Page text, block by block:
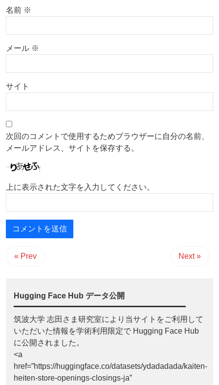
名前 ※
メール ※
サイト
次回のコメントで使用するためブラウザーに自分の名前、
メールアドレス、サイトを保存する。
上に表示された文字を入力してください。
« Prev Next »
Hugging Face Hub データ公開
筑波大学 志田さま研究室により当サイトをご利用して
いただいた情報を学術利用限定で Hugging Face Hub
に公開されました。
<a
href=”https://huggingface.co/datasets/ydadadada/kaiten-
heiten-store-openings-closings-ja”